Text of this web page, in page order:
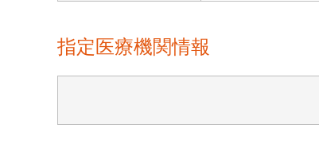
指定医療機関情報